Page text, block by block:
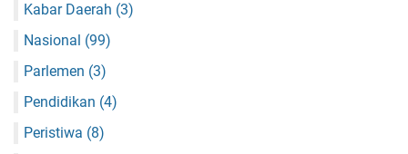
Kabar Daerah (3)
Nasional (99)
Parlemen (3)
Pendidikan (4)
Peristiwa (8)